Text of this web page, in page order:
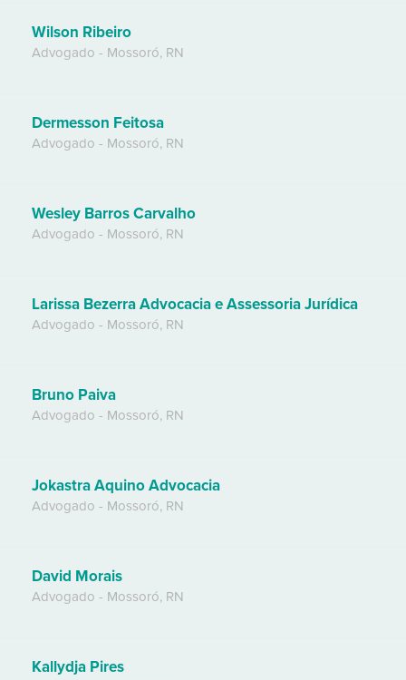
Wilson Ribeiro
Advogado - Mossoró, RN
Dermesson Feitosa
Advogado - Mossoró, RN
Wesley Barros Carvalho
Advogado - Mossoró, RN
Larissa Bezerra Advocacia e Assessoria Jurídica
Advogado - Mossoró, RN
Bruno Paiva
Advogado - Mossoró, RN
Jokastra Aquino Advocacia
Advogado - Mossoró, RN
David Morais
Advogado - Mossoró, RN
Kallydja Pires